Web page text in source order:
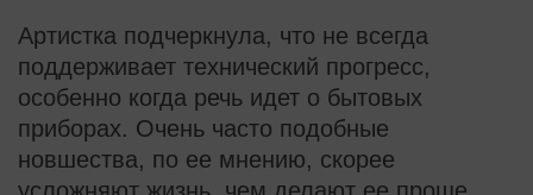
Артистка подчеркнула, что не всегда
поддерживает технический прогресс,
особенно когда речь идет о бытовых
приборах. Очень часто подобные
новшества, по ее мнению, скорее